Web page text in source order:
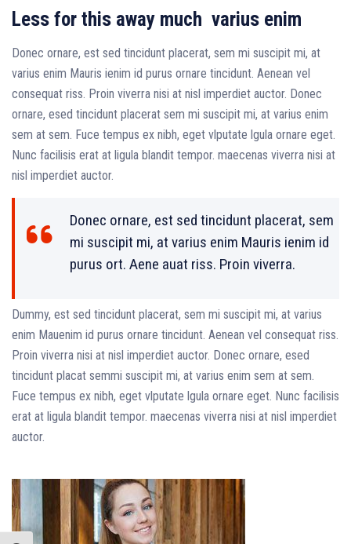
Less for this away much varius enim
Donec ornare, est sed tincidunt placerat, sem mi suscipit mi, at
varius enim Mauris ienim id purus ornare tincidunt. Aenean vel
consequat riss. Proin viverra nisi at nisl imperdiet auctor. Donec
ornare, esed tincidunt placerat sem mi suscipit mi, at varius enim
sem at sem. Fuce tempus ex nibh, eget vlputate lgula ornare eget.
Nunc facilisis erat at ligula blandit tempor. maecenas viverra nisi at
nisl imperdiet auctor.
Donec ornare, est sed tincidunt placerat, sem
mi suscipit mi, at varius enim Mauris ienim id
purus ort. Aene auat riss. Proin viverra.
Dummy, est sed tincidunt placerat, sem mi suscipit mi, at varius
enim Mauenim id purus ornare tincidunt. Aenean vel consequat riss.
Proin viverra nisi at nisl imperdiet auctor. Donec ornare, esed
tincidunt placat semmi suscipit mi, at varius enim sem at sem.
Fuce tempus ex nibh, eget vlputate lgula ornare eget. Nunc facilisis
erat at ligula blandit tempor. maecenas viverra nisi at nisl imperdiet
auctor.